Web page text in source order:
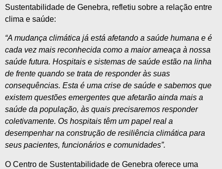
Sustentabilidade de Genebra, refletiu sobre a relação entre
clima e saúde:
“A mudança climática já está afetando a saúde humana e é
cada vez mais reconhecida como a maior ameaça à nossa
saúde futura. Hospitais e sistemas de saúde estão na linha
de frente quando se trata de responder às suas
consequências. Esta é uma crise de saúde e sabemos que
existem questões emergentes que afetarão ainda mais a
saúde da população, às quais precisaremos responder
coletivamente. Os hospitais têm um papel real a
desempenhar na construção de resiliência climática para
seus pacientes, funcionários e comunidades”.
O Centro de Sustentabilidade de Genebra oferece uma